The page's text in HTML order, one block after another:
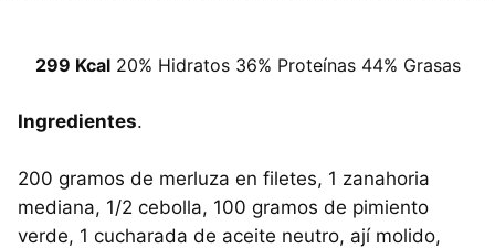
299 Kcal20% Hidratos 36% Proteínas 44% Grasas
Ingredientes.
200 gramos de merluza en filetes, 1 zanahoria
mediana, 1/2 cebolla, 100 gramos de pimiento
verde, 1 cucharada de aceite neutro, ají molido,